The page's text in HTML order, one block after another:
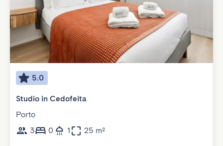
5.0
Studio in Cedofeita
Porto
3
0 1 25 m²